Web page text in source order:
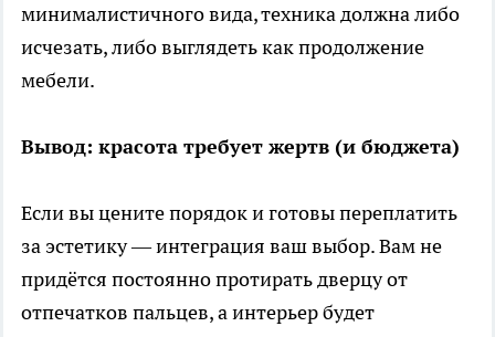
минималистичного вида, техника должна либо
исчезать, либо выглядеть как продолжение
мебели.
Вывод: красота требует жертв (и бюджета)
Если вы цените порядок и готовы переплатить
за эстетику — интеграция ваш выбор. Вам не
придётся постоянно протирать дверцу от
отпечатков пальцев, а интерьер будет